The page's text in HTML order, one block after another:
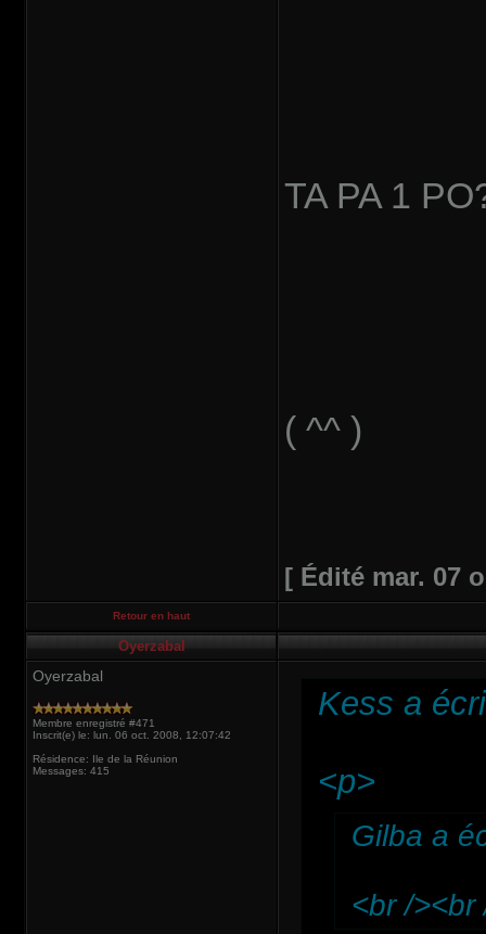
TA PA 1
( ^^ )
[ Édité mar. 07
Retour en haut
Oyerzabal
Oyerzabal
Membre enregistré #471
Inscrit(e) le: lun. 06 oct. 2008, 12:07:42
Résidence: Ile de la Réunion
Messages: 415
Kess a
<p>
Gilba a
<br /><br